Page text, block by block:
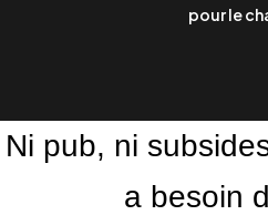
pour le
Ni pub, ni
a besoin